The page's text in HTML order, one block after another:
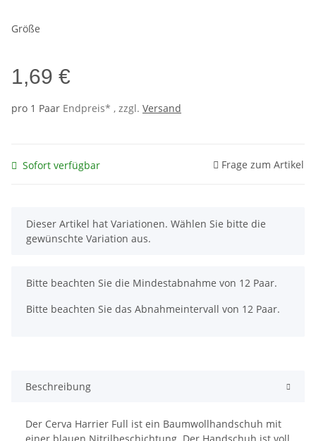
Größe
1,69 €
pro 1 Paar Endpreis* , zzgl. Versand
Sofort verfügbar Frage zum Artikel
x
Dieser Artikel hat Variationen. Wählen Sie bitte die
gewünschte Variation aus.
x
Bitte beachten Sie die Mindestabnahme von 12 Paar.
Bitte beachten Sie das Abnahmeintervall von 12 Paar.
Beschreibung
Der Cerva Harrier Full ist ein Baumwollhandschuh mit